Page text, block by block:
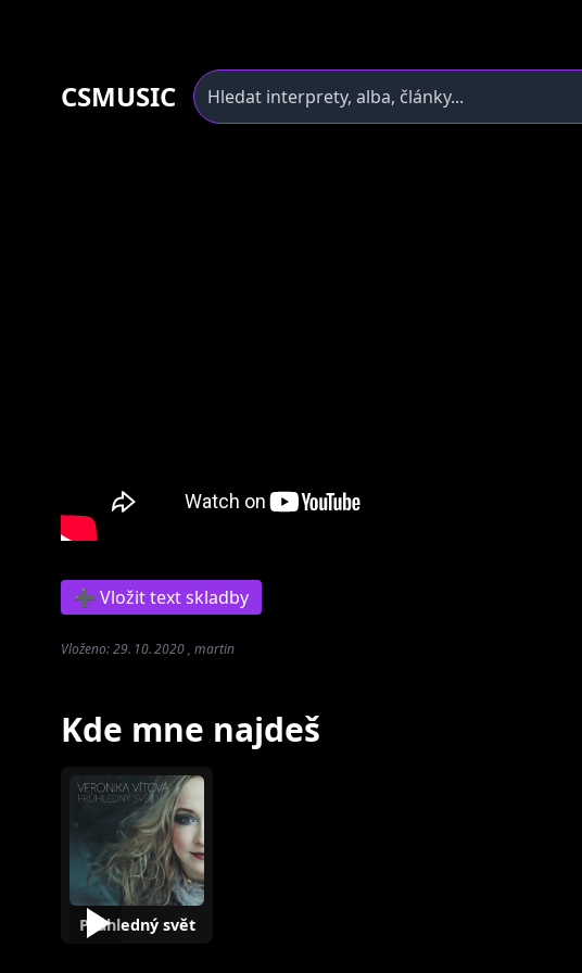
CSMUSIC
➕ Vložit text skladby
Vloženo: 29. 10. 2020 , martin
Kde mne najdeš
Průhledný svět